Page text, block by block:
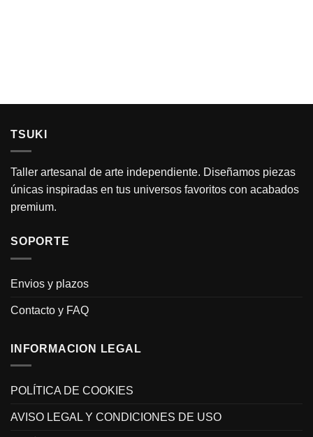
TSUKI
Taller artesanal de arte independiente. Diseñamos piezas
únicas inspiradas en tus universos favoritos con acabados
premium.
SOPORTE
Envios y plazos
Contacto y FAQ
INFORMACION LEGAL
POLÍTICA DE COOKIES
AVISO LEGAL Y CONDICIONES DE USO